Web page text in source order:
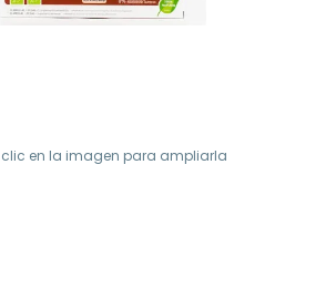
clic en la imagen para ampliarla